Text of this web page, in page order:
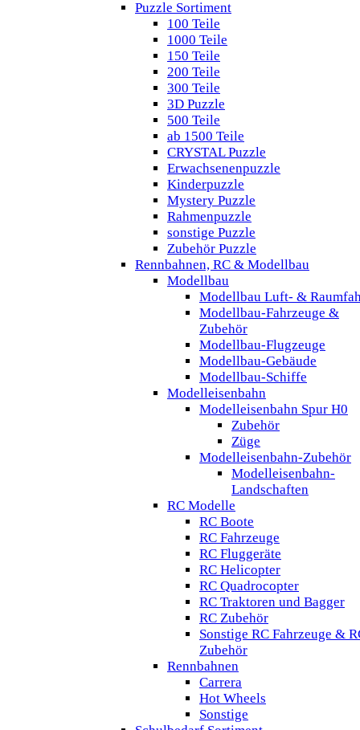
Puzzle Sortiment
100 Teile
1000 Teile
150 Teile
200 Teile
300 Teile
3D Puzzle
500 Teile
ab 1500 Teile
CRYSTAL Puzzle
Erwachsenenpuzzle
Kinderpuzzle
Mystery Puzzle
Rahmenpuzzle
sonstige Puzzle
Zubehör Puzzle
Rennbahnen, RC & Modellbau
Modellbau
Modellbau Luft- &
Modellbau-Fahrzeuge &
Zubehör
Modellbau-Flugzeuge
Modellbau-Gebäude
Modellbau-Schiffe
Modelleisenbahn
Modelleisenbahn Spur H0
Zubehör
Züge
Modelleisenbahn-Zubehör
Modelleisenbahn-
Landschaften
RC Modelle
RC Boote
RC Fahrzeuge
RC Fluggeräte
RC Helicopter
RC Quadrocopter
RC Traktoren und Bagger
RC Zubehör
Sonstige RC Fahrzeuge &
Zubehör
Rennbahnen
Carrera
Hot Wheels
Sonstige